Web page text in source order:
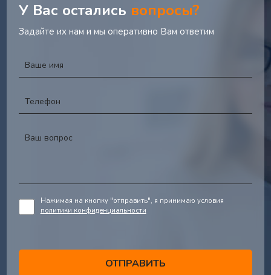
У Вас остались вопросы?
Задайте их нам и мы оперативно Вам ответим
Нажимая на кнопку "отправить", я принимаю условия
политики конфиденциальности